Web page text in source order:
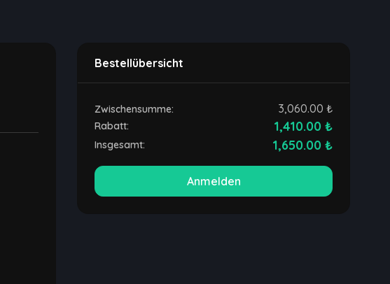
Bestellübersicht
Zwischensumme: 3,060.00 ₺
Rabatt: 1,410.00 ₺
Insgesamt: 1,650.00 ₺
Anmelden